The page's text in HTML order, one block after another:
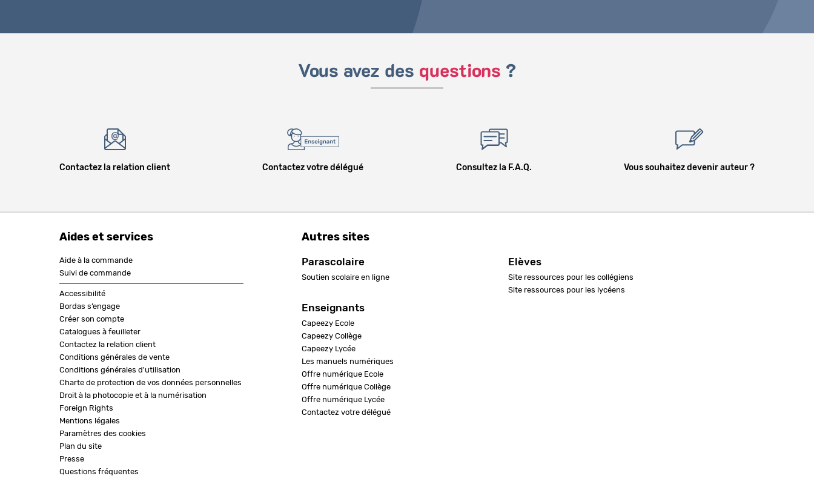
Vous avez des questions ?
Contactez la relation client Contactez votre délégué Consultez la F.A.Q. Vous souhaitez devenir auteur ?
Aides et services
Aide à la commande
Suivi de commande
Accessibilité
Bordas s’engage
Créer son compte
Catalogues à feuilleter
Contactez la relation client
Conditions générales de vente
Conditions générales d'utilisation
Charte de protection de vos données personnelles
Droit à la photocopie et à la numérisation
Foreign Rights
Mentions légales
Paramètres des cookies
Plan du site
Presse
Questions fréquentes
Autres sites
Parascolaire
Soutien scolaire en ligne
Enseignants
Capeezy Ecole
Capeezy Collège
Capeezy Lycée
Les manuels numériques
Offre numérique Ecole
Offre numérique Collège
Offre numérique Lycée
Contactez votre délégué
Elèves
Site ressources pour les collégiens
Site ressources pour les lycéens